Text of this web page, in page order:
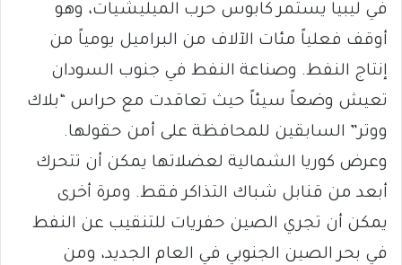
في ليبيا يستمر كابوس حرب الميليشيات، وهو
أوقف فعلياً مئات الآلاف من البراميل يومياً من
إنتاج النفط. وصناعة النفط في جنوب السودان
تعيش وضعاً سيئاً حيث تعاقدت مع حراس “بلاك
ووتر” السابقين للمحافظة على أمن حقولها.
وعرض كوريا الشمالية لعضلاتها يمكن أن تتحرك
أبعد من قنابل شباك التذاكر فقط. ومرة أخرى
يمكن أن تجري الصين حفريات للتنقيب عن النفط
في بحر الصين الجنوبي في العام الجديد، ومن